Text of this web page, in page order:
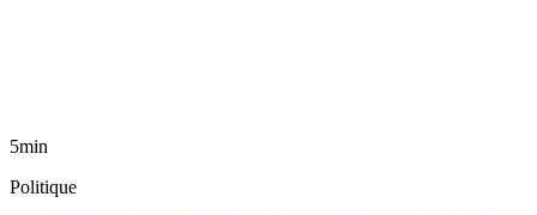
5min
Politique